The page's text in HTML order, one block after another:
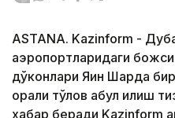
ASTANA. Kazinform -
аэропортларидаги
дўконлари Яқин Шарқда
орқали тўлов қабул қилиш
хабар беради Kazinform